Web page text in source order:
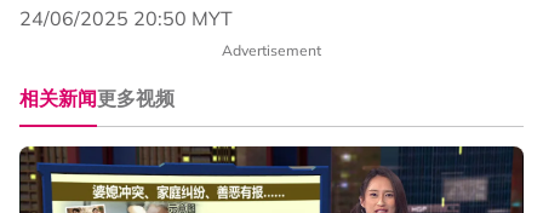
24/06/2025 20:50 MYT
Advertisement
相关新闻更多视频